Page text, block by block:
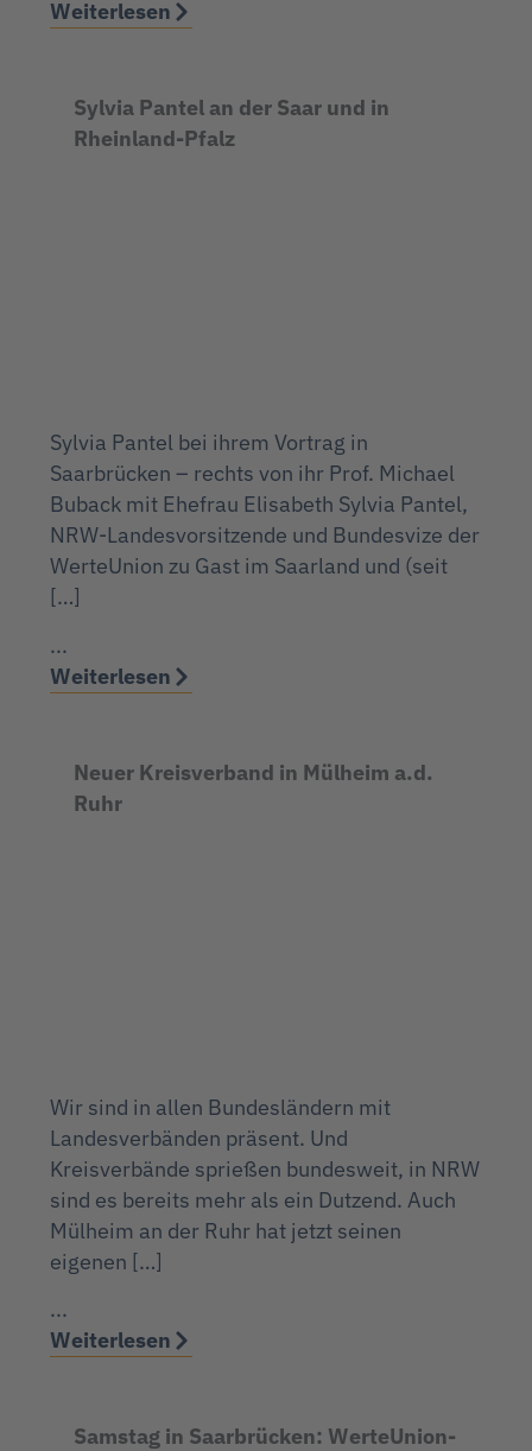
Weiterlesen
Sylvia Pantel an der Saar und in
Rheinland-Pfalz
Sylvia Pantel bei ihrem Vortrag in
Saarbrücken – rechts von ihr Prof. Michael
Buback mit Ehefrau Elisabeth Sylvia Pantel,
NRW-Landesvorsitzende und Bundesvize der
WerteUnion zu Gast im Saarland und (seit
[…]
...
Weiterlesen
Neuer Kreisverband in Mülheim a.d.
Ruhr
Wir sind in allen Bundesländern mit
Landesverbänden präsent. Und
Kreisverbände sprießen bundesweit, in NRW
sind es bereits mehr als ein Dutzend. Auch
Mülheim an der Ruhr hat jetzt seinen
eigenen […]
...
Weiterlesen
Samstag in Saarbrücken: WerteUnion-